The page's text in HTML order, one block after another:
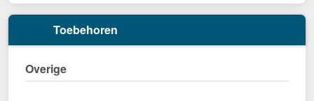
Toebehoren
Overige